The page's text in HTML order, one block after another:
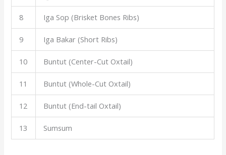
8 Iga Sop (Brisket Bones Ribs)
9 Iga Bakar (Short Ribs)
10 Buntut (Center-Cut Oxtail)
11 Buntut (Whole-Cut Oxtail)
12 Buntut (End-tail Oxtail)
13 Sumsum